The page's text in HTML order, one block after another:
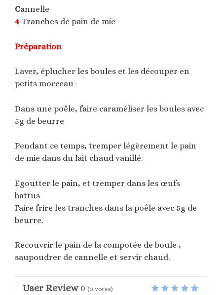
Cannelle
4 Tranches de pain de mie
Préparation
Laver, éplucher les boules et les découper en
petits morceaux
Dans une poêle, faire caraméliser les boules avec
5g de beurre
Pendant ce temps, tremper légèrement le pain
de mie dans du lait chaud vanillé.
Egoutter le pain, et tremper dans les œufs
battus
Faire frire les tranches dans la poêle avec 5g de
beurre.
Recouvrir le pain de la compotée de boule ,
saupoudrer de cannelle et servir chaud.
User Review 0 (0 votes)